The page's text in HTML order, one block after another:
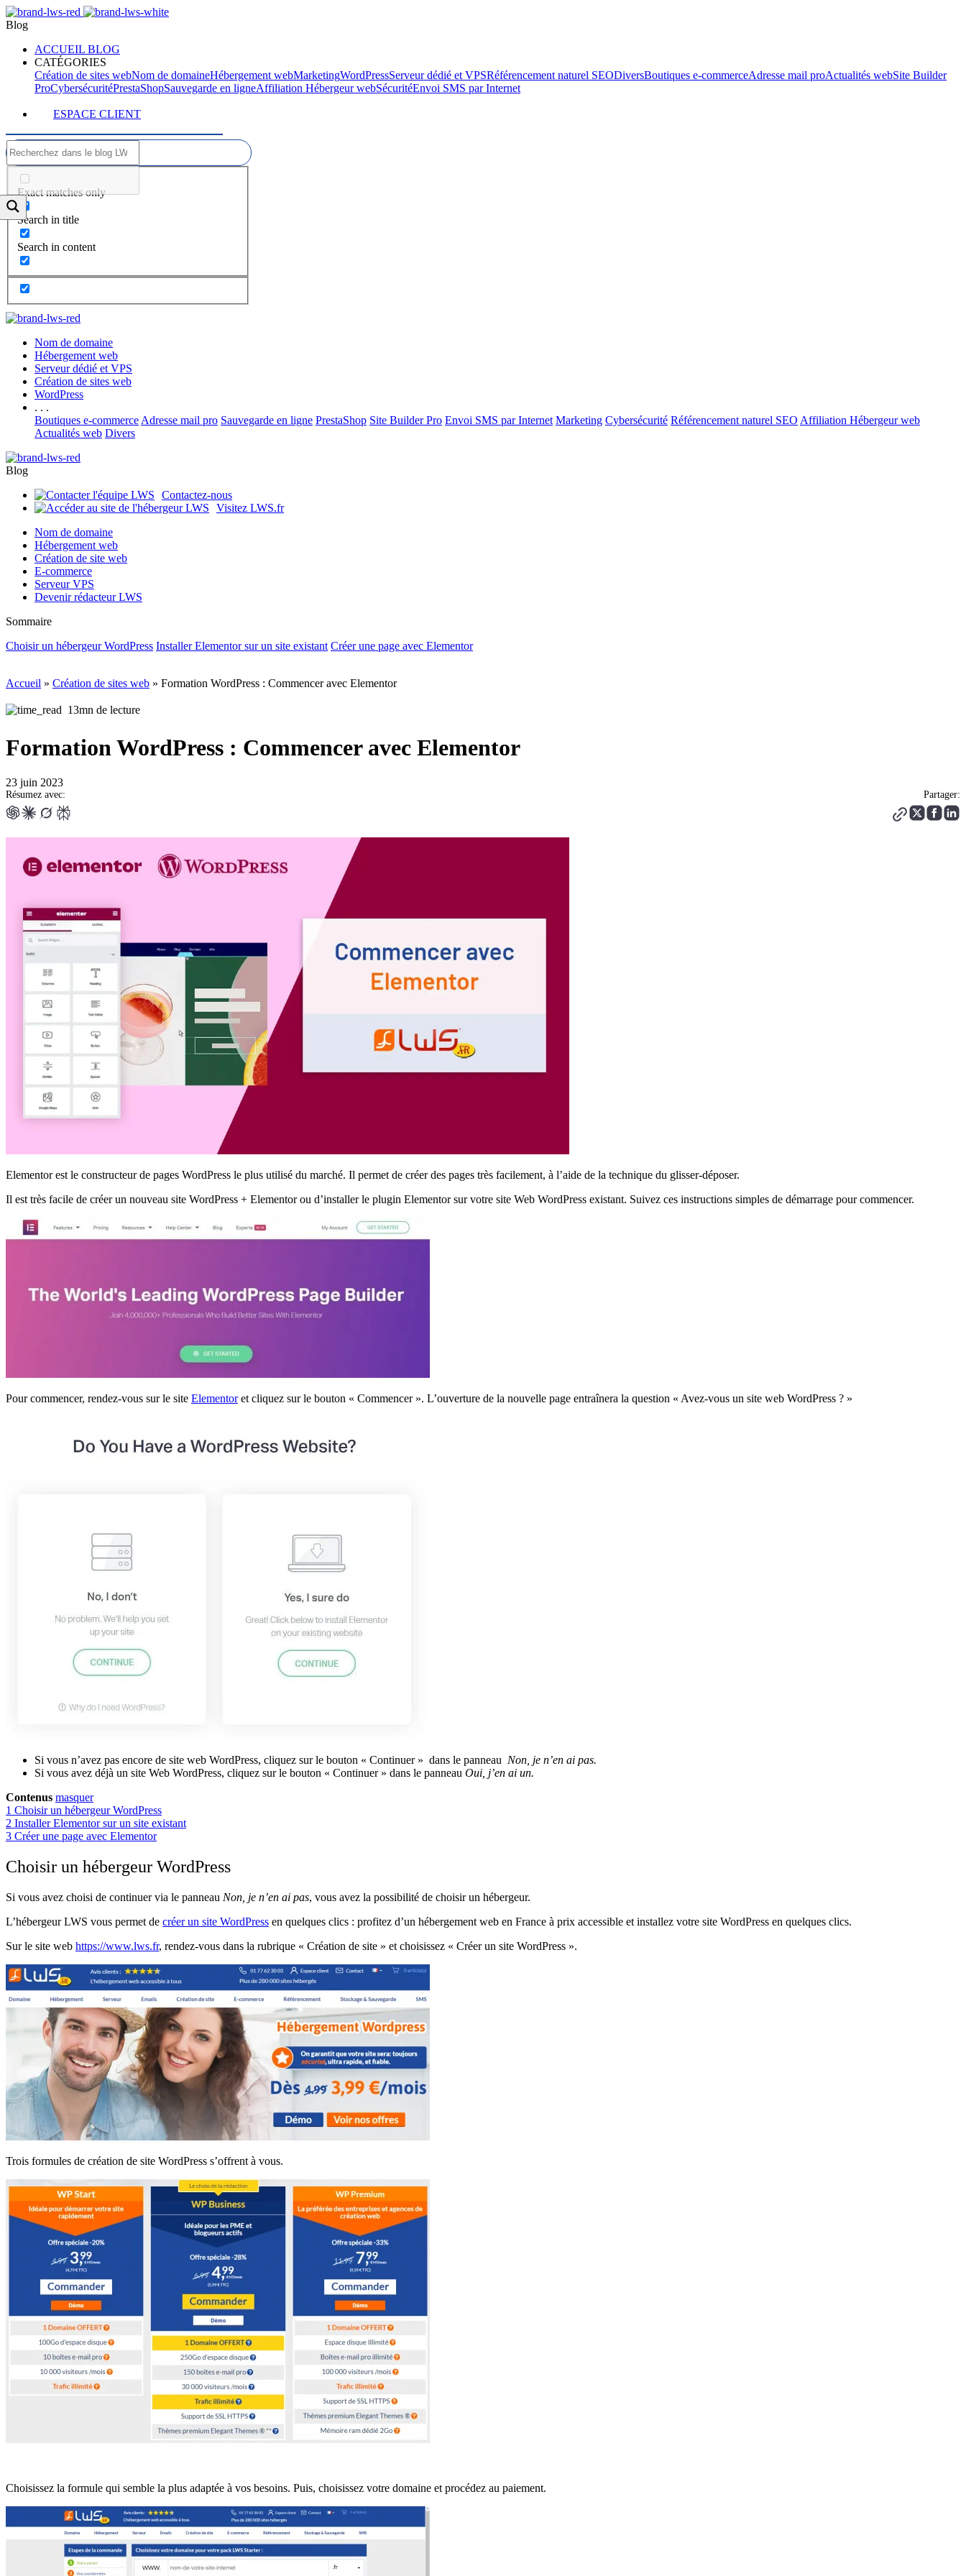
Blog
ACCUEIL BLOG
CATÉGORIES
Création de sites webNom de domaineHébergement webMarketingWordPressServeur dédié et VPSRéférencement naturel SEODiversBoutiques e-commerceAdresse mail proActualités webSite Builder
ProCybersécuritéPrestaShopSauvegarde en ligneAffiliation Hébergeur webSécuritéEnvoi SMS par Internet
ESPACE CLIENT
Exact matches only
Search in title
Search in content
Nom de domaine
Hébergement web
Serveur dédié et VPS
Création de sites web
WordPress
. . .
Boutiques e-commerce Adresse mail pro Sauvegarde en ligne PrestaShop Site Builder Pro Envoi SMS par Internet Marketing Cybersécurité Référencement naturel SEO Affiliation Hébergeur web
Actualités web Divers
Blog
Contactez-nous
Visitez LWS.fr
Nom de domaine
Hébergement web
Création de site web
E-commerce
Serveur VPS
Devenir rédacteur LWS
Sommaire
Choisir un hébergeur WordPress Installer Elementor sur un site existant Créer une page avec Elementor
Accueil » Création de sites web » Formation WordPress : Commencer avec Elementor
13mn de lecture
Formation WordPress : Commencer avec Elementor
23 juin 2023
Résumez avec: Partager:
Elementor est le constructeur de pages WordPress le plus utilisé du marché. Il permet de créer des pages très facilement, à l’aide de la technique du glisser-déposer.
Il est très facile de créer un nouveau site WordPress + Elementor ou d’installer le plugin Elementor sur votre site Web WordPress existant. Suivez ces instructions simples de démarrage pour commencer.
Pour commencer, rendez-vous sur le site Elementor et cliquez sur le bouton « Commencer ». L’ouverture de la nouvelle page entraînera la question « Avez-vous un site web WordPress ? »
Si vous n’avez pas encore de site web WordPress, cliquez sur le bouton « Continuer » dans le panneau Non, je n’en ai pas.
Si vous avez déjà un site Web WordPress, cliquez sur le bouton « Continuer » dans le panneau Oui, j’en ai un.
Contenus masquer
1 Choisir un hébergeur WordPress
2 Installer Elementor sur un site existant
3 Créer une page avec Elementor
Choisir un hébergeur WordPress
Si vous avez choisi de continuer via le panneau Non, je n’en ai pas, vous avez la possibilité de choisir un hébergeur.
L’hébergeur LWS vous permet de créer un site WordPress en quelques clics : profitez d’un hébergement web en France à prix accessible et installez votre site WordPress en quelques clics.
Sur le site web https://www.lws.fr, rendez-vous dans la rubrique « Création de site » et choisissez « Créer un site WordPress ».
Trois formules de création de site WordPress s’offrent à vous.
Choisissez la formule qui semble la plus adaptée à vos besoins. Puis, choisissez votre domaine et procédez au paiement.